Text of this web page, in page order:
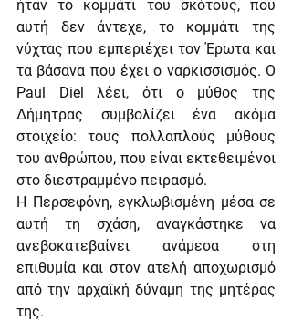
ήταν το κομμάτι του σκότους, που
αυτή δεν άντεχε, το κομμάτι της
νύχτας που εμπεριέχει τον Έρωτα και
τα βάσανα που έχει ο ναρκισσισμός. Ο
Paul Diel λέει, ότι ο μύθος της
Δήμητρας συμβολίζει ένα ακόμα
στοιχείο: τους πολλαπλούς μύθους
του ανθρώπου, που είναι εκτεθειμένοι
στο διεστραμμένο πειρασμό.
Η Περσεφόνη, εγκλωβισμένη μέσα σε
αυτή τη σχάση, αναγκάστηκε να
ανεβοκατεβαίνει ανάμεσα στη
επιθυμία και στον ατελή αποχωρισμό
από την αρχαϊκή δύναμη της μητέρας
της.